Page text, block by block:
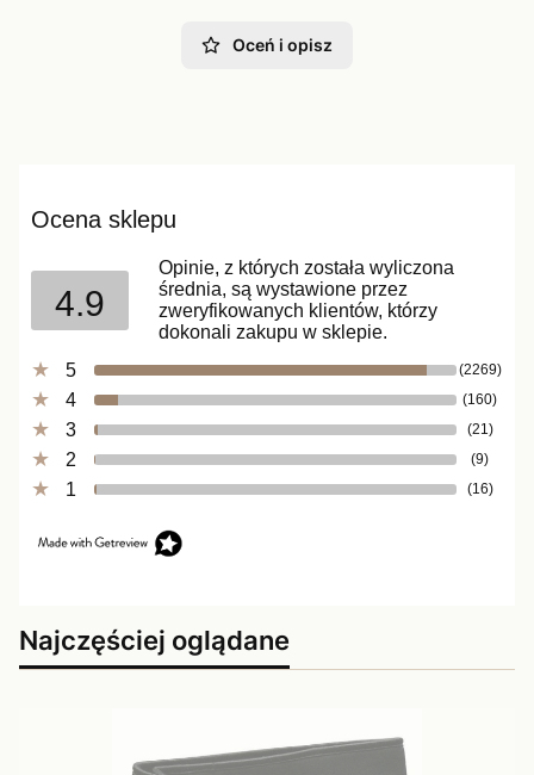
Oceń i opisz
Ocena sklepu
4.9
Opinie, z których została wyliczona
średnia, są wystawione przez
zweryfikowanych klientów, którzy
dokonali zakupu w sklepie.
5
(2269)
4 (160)
3 (21)
2 (9)
1 (16)
Najczęściej oglądane